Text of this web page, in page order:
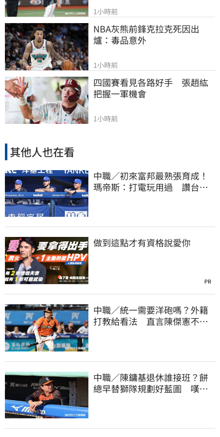
1小時前
NBA灰熊前鋒克拉克死因出
爐：毒品意外
1小時前
四國賽看見各路好手　張趙紘
把握一軍機會
1小時前
其他人也在看
中職／初來富邦最熟張育成！
瑪帝斯：打電玩用過 讚台灣
做到這點才有資格說愛你
PR
中職／統一需要洋砲嗎？外籍
打教給看法 直言陳傑憲不能
中職／陳鏞基退休誰接班？餅
總早替獅隊規劃好藍圖 嘆新